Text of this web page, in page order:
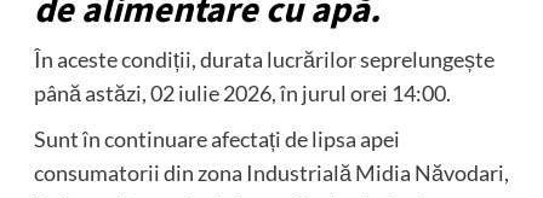
de alimentare cu apă.
În aceste condiții, durata lucrărilor seprelungește
până astăzi, 02 iulie 2026, în jurul orei 14:00.
Sunt în continuare afectați de lipsa apei
consumatorii din zona Industrială Midia Năvodari,